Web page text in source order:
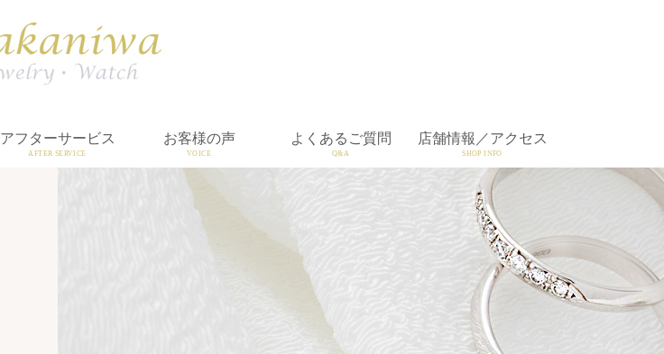
アフターサービス
AFTER SERVICE
お客様の声
VOICE
よくあるご質問
Q&A
店舗情報／アクセス
SHOP INFO